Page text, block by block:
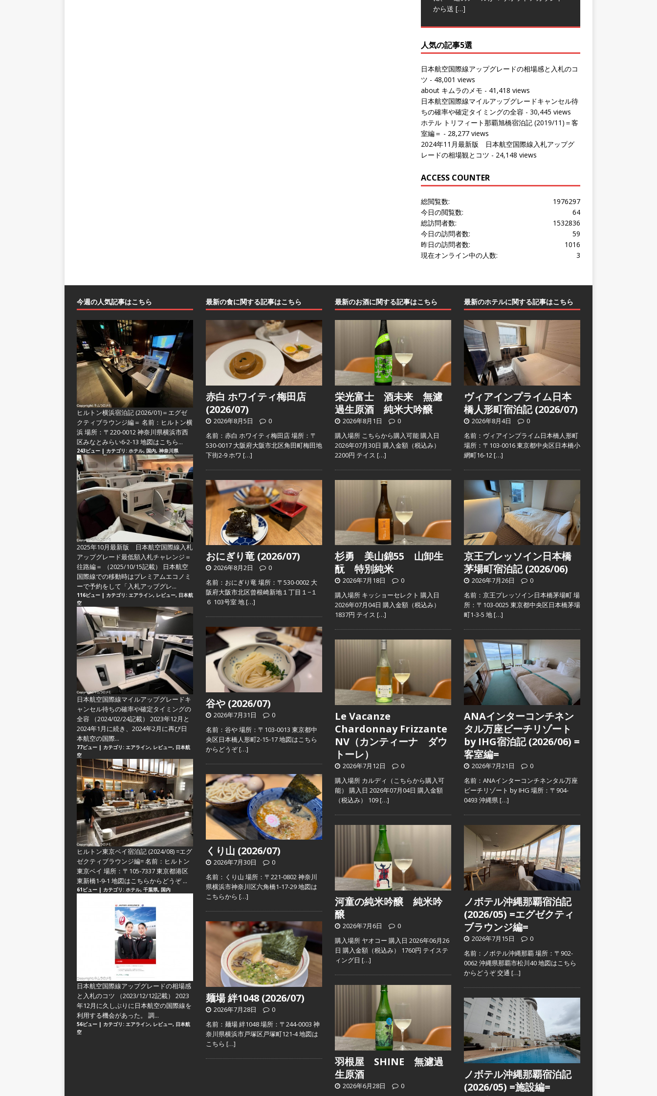
から送 […]
人気の記事5選
日本航空国際線アップグレードの相場感と入札のコ
ツ - 48,001 views
about キムラのメモ - 41,418 views
日本航空国際線マイルアップグレードキャンセル待
ちの確率や確定タイミングの全容 - 30,445 views
ホテル トリフィート那覇旭橋宿泊記 (2019/11)＝客
室編＝ - 28,277 views
2024年11月最新版 日本航空国際線入札アップグ
レードの相場観とコツ - 24,148 views
ACCESS COUNTER
1976297
総閲覧数:
64
今日の閲覧数:
1532836
総訪問者数:
59
今日の訪問者数:
1016
昨日の訪問者数:
3
現在オンライン中の人数:
今週の人気記事はこちら
ヒルトン横浜宿泊記 (2026/01)＝エグゼ
クティブラウンジ編＝ 名前：ヒルトン横
浜 場所：〒220-0012 神奈川県横浜市西
区みなとみらい6-2-13 地図はこちら...
243ビュー | カテゴリ: ホテル, 国内, 神奈川県
2025年10月最新版 日本航空国際線入札
アップグレード最低額入札チャレンジ＝
往路編＝
（2025/10/15記載） 日本航空
国際線での移動時はプレミアムエコノミ
ーで予約をして「入札アップグレ...
116ビュー | カテゴリ: エアライン, レビュー, 日本航
空
日本航空国際線マイルアップグレードキ
ャンセル待ちの確率や確定タイミングの
全容
（2024/02/24記載） 2023年12月と
2024年1月に続き、2024年2月に再び日
本航空の国際...
77ビュー | カテゴリ: エアライン, レビュー, 日本航
空
ヒルトン東京ベイ宿泊記 (2024/08) =エグ
ゼクティブラウンジ編=名前：ヒルトン
東京ベイ 場所：〒105-7337 東京都港区
東新橋1-9-1 地図はこちらからどうぞ ...
61ビュー | カテゴリ: ホテル, 千葉県, 国内
日本航空国際線アップグレードの相場感
と入札のコツ
（2023/12/12記載） 2023
年12月に久しぶりに日本航空の国際線を
利用する機会があった。 調...
56ビュー | カテゴリ: エアライン, レビュー, 日本航
空
最新の食に関する記事はこちら
赤白 ホワイティ梅田店
(2026/07)
2026年8月5日
0
名前：赤白 ホワイティ梅田店 場所：〒
530-0017 大阪府大阪市北区角田町梅田地
下街2-9 ホワ […]
おにぎり竜 (2026/07)
2026年8月2日
0
名前：おにぎり竜 場所：〒530-0002 大
阪府大阪市北区曾根崎新地１丁目１−１
６ 103号室 地[…]
谷や (2026/07)
2026年7月31日
0
名前：谷や 場所：〒103-0013 東京都中
央区日本橋人形町2-15-17 地図はこちら
からどうぞ[…]
くり山 (2026/07)
2026年7月30日
0
名前：くり山 場所：〒221-0802 神奈川
県横浜市神奈川区六角橋1-17-29 地図は
こちらから […]
麺場 絆1048 (2026/07)
2026年7月28日
0
名前：麺場 絆1048 場所：〒244-0003 神
奈川県横浜市戸塚区戸塚町121-4 地図は
こちら […]
最新のお酒に関する記事はこちら
栄光富士 酒未来 無濾
過生原酒 純米大吟醸
2026年8月1日
0
購入場所 こちらから購入可能 購入日
2026年07月30日 購入金額（税込み）
2200円 テイス […]
杉勇 美山錦55 山卸生
酛 特別純米
2026年7月18日
0
購入場所 キッショーセレクト 購入日
2026年07月04日 購入金額（税込み）
1837円 テイス […]
Le Vacanze
Chardonnay Frizzante
NV（カンティーナ ダウ
トーレ）
2026年7月12日
0
購入場所 カルディ（こちらから購入可
能） 購入日 2026年07月04日 購入金額
（税込み） 109[…]
河童の純米吟醸 純米吟
醸
2026年7月6日
0
購入場所 ヤオコー 購入日 2026年06月26
日 購入金額（税込み） 1760円 テイステ
ィング日 […]
羽根屋 SHINE 無濾過
生原酒
2026年6月28日
0
最新のホテルに関する記事はこちら
ヴィアインプライム日本
橋人形町宿泊記 (2026/07)
2026年8月4日
0
名前：ヴィアインプライム日本橋人形町
場所：〒103-0016 東京都中央区日本橋小
網町16-12[…]
京王プレッソイン日本橋
茅場町宿泊記 (2026/06)
2026年7月26日
0
名前：京王プレッソイン日本橋茅場町 場
所：〒103-0025 東京都中央区日本橋茅場
町1-3-5 地[…]
ANAインターコンチネン
タル万座ビーチリゾート
by IHG宿泊記 (2026/06) =
客室編=
2026年7月21日
0
名前：ANAインターコンチネンタル万座
ビーチリゾート by IHG 場所：〒904-
0493 沖縄県[…]
ノボテル沖縄那覇宿泊記
(2026/05) =エグゼクティ
ブラウンジ編=
2026年7月15日
0
名前：ノボテル沖縄那覇 場所：〒902-
0062 沖縄県那覇市松川40 地図はこちら
からどうぞ 交通 […]
ノボテル沖縄那覇宿泊記
(2026/05) =施設編=